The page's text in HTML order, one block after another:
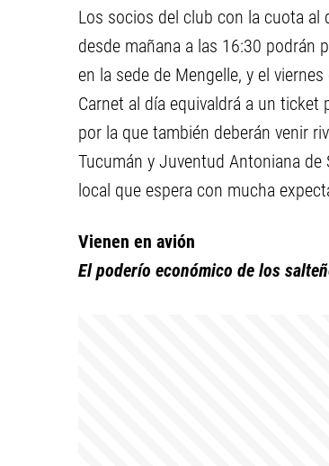
Los socios del club con la cuota al
desde mañana a las 16:30 podrán
en la sede de Mengelle, y el
Carnet al día equivaldrá a un
por la que también deberán venir
Tucumán y Juventud Antoniana
local que espera con mucha
Vienen en avión
El poderío económico de los